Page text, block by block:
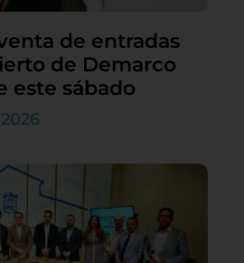
de entradas
de Demarco
este sábado